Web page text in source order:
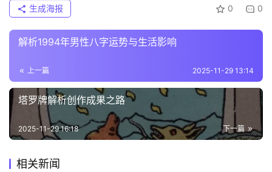
0 0
生成海报
解析1994年男性八字运势与生活影响
上一篇 2025-11-29 13:14
塔罗牌解析创作成果之路
下一篇
2025-11-29 16:18
相关新闻